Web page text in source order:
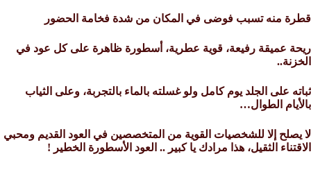
قطرة منه تسبب فوضى في المكان من شدة فخامة الحضور
ريحة عميقة رفيعة، قوية عطرية، أسطورة ظاهرة على كل عود في
الخزنة..
ثباته على الجلد يوم كامل ولو غسلته بالماء بالتجربة، وعلى الثياب
بالأيام الطوال…
لا يصلح إلا للشخصيات القوية من المتخصصين في العود القديم ومحبي
الاقتناء الثقيل، هذا مرادك يا كبير .. العود الأسطورة الخطير !